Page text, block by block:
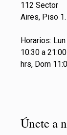
112 Sector
Aires, Piso 1.
Horarios:
10:30 a 21:00
hrs, Dom
Únete a